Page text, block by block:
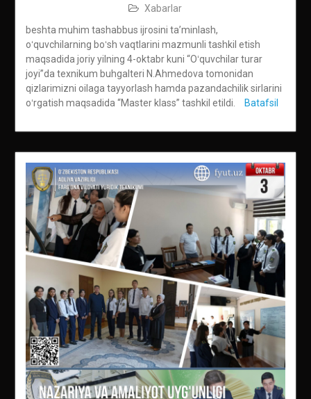
Xabarlar
beshta muhim tashabbus ijrosini taʼminlash,
oʻquvchilarning boʻsh vaqtlarini mazmunli tashkil etish
maqsadida joriy yilning 4-oktabr kuni “Oʻquvchilar turar
joyi”da texnikum buhgalteri N.Ahmedova tomonidan
qizlarimizni oilaga tayyorlash hamda pazandachilik sirlarini
oʻrgatish maqsadida “Master klass” tashkil etildi.
Batafsil